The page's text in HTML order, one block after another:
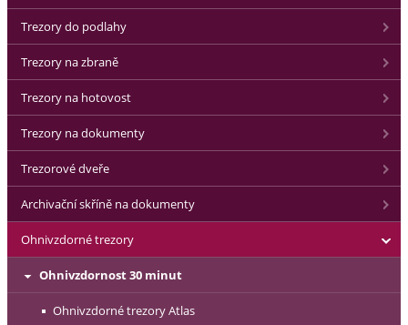
Trezory do podlahy
Trezory na zbraně
Trezory na hotovost
Trezory na dokumenty
Trezorové dveře
Archivační skříně na dokumenty
Ohnivzdorné trezory
Ohnivzdornost 30 minut
Ohnivzdorné trezory Atlas